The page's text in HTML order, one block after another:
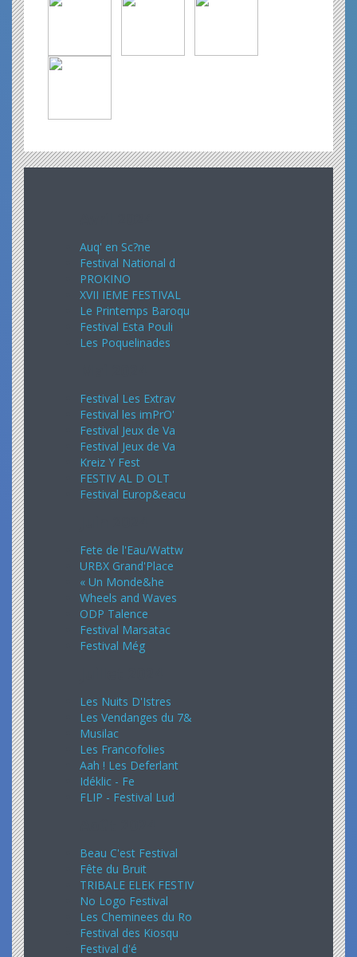
Auq' en Sc?ne
Festival National d
PROKINO
XVII IEME FESTIVAL
Le Printemps Baroqu
Festival Esta Pouli
Les Poquelinades
Festival Les Extrav
Festival les imPrO'
Festival Jeux de Va
Festival Jeux de Va
Kreiz Y Fest
FESTIV AL D OLT
Festival Europ&eacu
Fete de l'Eau/Wattw
URBX Grand'Place
« Un Monde&he
Wheels and Waves
ODP Talence
Festival Marsatac
Festival Még
Les Nuits D'Istres
Les Vendanges du 7&
Musilac
Les Francofolies
Aah ! Les Deferlant
Idéklic - Fe
FLIP - Festival Lud
Beau C'est Festival
Fête du Bruit
TRIBALE ELEK FESTIV
No Logo Festival
Les Cheminees du Ro
Festival des Kiosqu
Festival d'é